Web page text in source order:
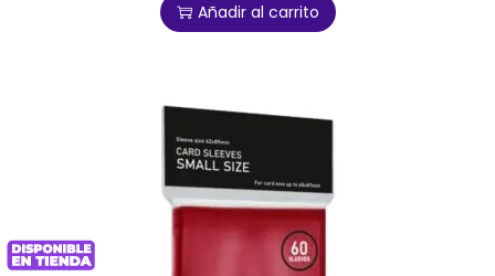
Añadir al carrito